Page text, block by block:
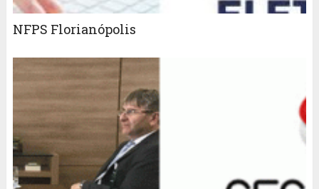
NFPS Florianópolis